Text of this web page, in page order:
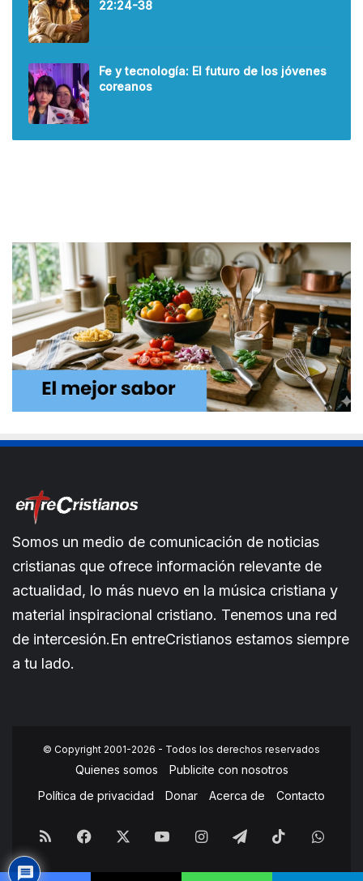
22:24-38
Fe y tecnología: El futuro de los jóvenes
coreanos
Somos un medio de comunicación de noticias
cristianas que ofrece información relevante de
actualidad, lo más nuevo en la música cristiana y
material inspiracional cristiano. Tenemos una red
de intercesión.En entreCristianos estamos siempre
a tu lado.
© Copyright 2001-2026 - Todos los derechos reservados
Quienes somos
Publicite con nosotros
Política de privacidad
Donar Acerca de Contacto
RSS Facebook YouTubeInstagramTelegramTikTok